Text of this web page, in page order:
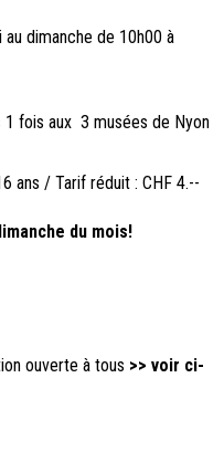
dimanche de 10h00 à
fois aux 3 musées de Nyon
ans / Tarif réduit : CHF 4.--
du mois!
ouverte à tous >> voir ci-